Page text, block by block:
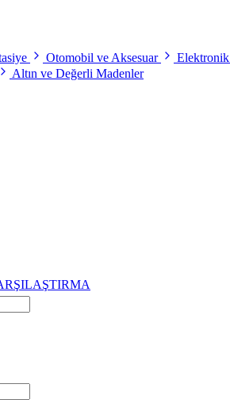
Otomobil ve Aksesuar Elektronik
Altın ve Değerli Madenler